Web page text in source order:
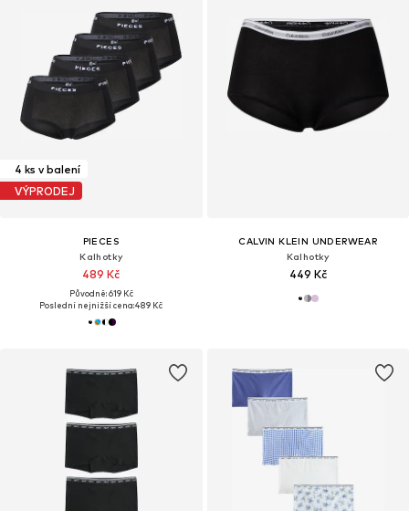
4 ks v balení
VÝPRODEJ
PIECES
Kalhotky
489 Kč
Původně: 619 Kč
Poslední nejnižší cena:489 Kč
CALVIN KLEIN UNDERWEAR
Kalhotky
449 Kč